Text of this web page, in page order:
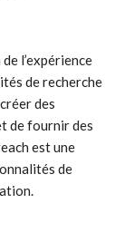
l’expérience
de recherche
des
de fournir des
est une
de